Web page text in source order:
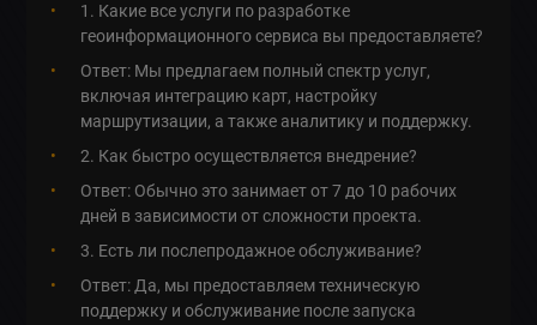
1. Какие все услуги по разработке
геоинформационного сервиса вы предоставляете?
Ответ: Мы предлагаем полный спектр услуг,
включая интеграцию карт, настройку
маршрутизации, а также аналитику и поддержку.
2. Как быстро осуществляется внедрение?
Ответ: Обычно это занимает от 7 до 10 рабочих
дней в зависимости от сложности проекта.
3. Есть ли послепродажное обслуживание?
Ответ: Да, мы предоставляем техническую
поддержку и обслуживание после запуска